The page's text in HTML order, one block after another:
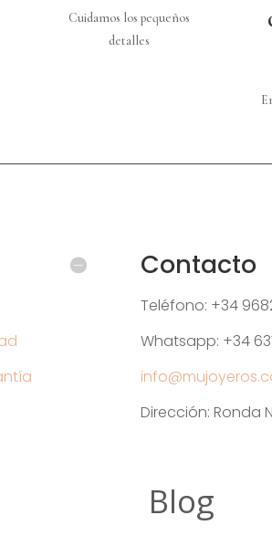
Cuidamos los pequeños
detalles
Contacto
Teléfono: +34
Whatsapp: +34
Dirección: Ronda
Blog